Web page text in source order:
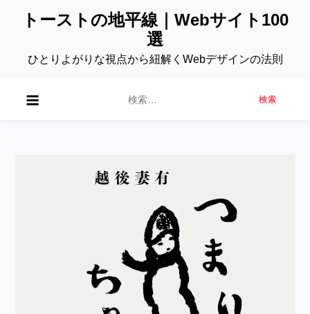
トーストの地平線｜Webサイト100
選
ひとりよがりな視点から紐解くWebデザインの法則
索: